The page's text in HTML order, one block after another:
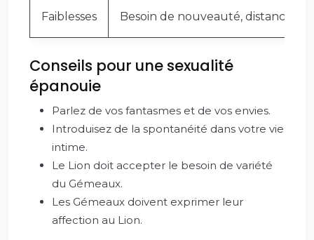
Faiblesses Besoin de nouveauté, distance
Conseils pour une sexualité
épanouie
Parlez de vos fantasmes et de vos envies.
Introduisez de la spontanéité dans votre vie
intime.
Le Lion doit accepter le besoin de variété
du Gémeaux.
Les Gémeaux doivent exprimer leur
affection au Lion.